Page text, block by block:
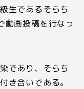
生であるそらち
動画投稿を行なっ
であり、そらち
き合いである。